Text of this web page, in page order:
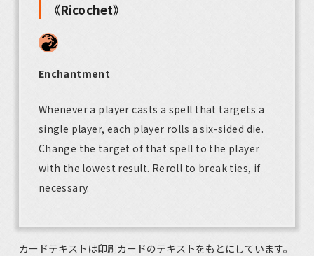
《Ricochet》
Enchantment
Whenever a player casts a spell that targets a
single player, each player rolls a six-sided die.
Change the target of that spell to the player
with the lowest result. Reroll to break ties, if
necessary.
カードテキストは印刷カードのテキストをもとにしています。